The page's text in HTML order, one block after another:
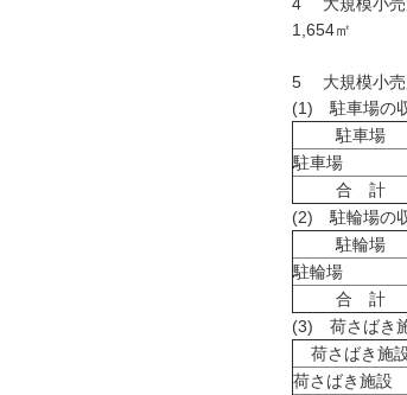
1,654㎡
5 大規模小売
(1) 駐車場の
駐車場
駐車場
合 計
(2) 駐輪場の
駐輪場
駐輪場
合 計
(3) 荷さばき
荷さばき施
荷さばき施設